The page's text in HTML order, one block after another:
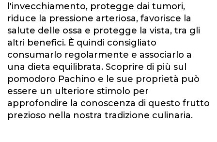
l'invecchiamento, protegge dai tumori,
riduce la pressione arteriosa, favorisce la
salute delle ossa e protegge la vista, tra gli
altri benefici. È quindi consigliato
consumarlo regolarmente e associarlo a
una dieta equilibrata. Scoprire di più sul
pomodoro Pachino e le sue proprietà può
essere un ulteriore stimolo per
approfondire la conoscenza di questo frutto
prezioso nella nostra tradizione culinaria.